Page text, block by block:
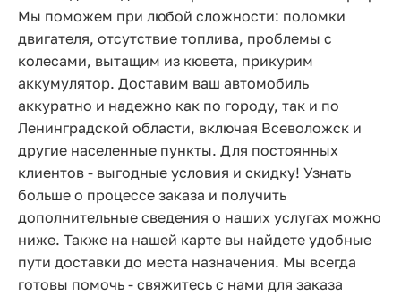
Мы поможем при любой сложности: поломки
двигателя, отсутствие топлива, проблемы с
колесами, вытащим из кювета, прикурим
аккумулятор. Доставим ваш автомобиль
аккуратно и надежно как по городу, так и по
Ленинградской области, включая Всеволожск и
другие населенные пункты. Для постоянных
клиентов - выгодные условия и скидку! Узнать
больше о процессе заказа и получить
дополнительные сведения о наших услугах можно
ниже. Также на нашей карте вы найдете удобные
пути доставки до места назначения. Мы всегда
готовы помочь - свяжитесь с нами для заказа